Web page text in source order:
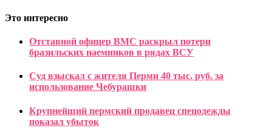
Это интересно
Отставной офицер ВМС раскрыл потери
бразильских наемников в рядах ВСУ
Суд взыскал с жителя Перми 40 тыс. руб. за
использование Чебурашки
Крупнейший пермский продавец спецодежды
показал убыток